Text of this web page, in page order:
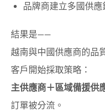
品牌商建立多國供
結果是——
越南與中國供應商的品
客戶開始採取策略：
主供應商＋區域備援供
訂單被分流。